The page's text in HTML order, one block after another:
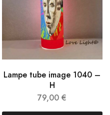
Lampe tube image 1040 –
H
79,00€